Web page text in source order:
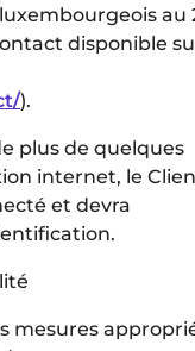
au
disponible
).
plus de quelques
internet, le
et devra
mesures